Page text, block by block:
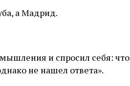
а Мадрид.
и спросил себя: что
не нашел ответа».